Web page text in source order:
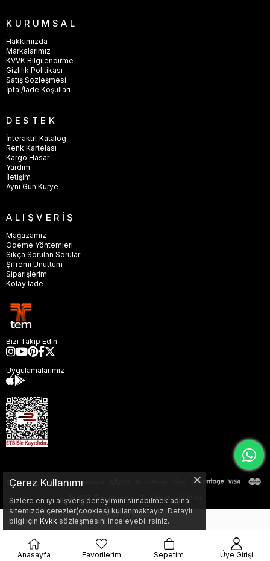
KURUMSAL
Hakkımızda
Markalarımız
KVVK Bilgilendirme
Gizlilik Politikası
Satış Sözleşmesi
İptal/İade Koşulları
DESTEK
İnteraktif Katalog
Renk Kartelası
Kargo Hasar
Yardım
İletişim
Aynı Gün Kurye
ALIŞVERİŞ
Mağazamız
Ödeme Yöntemleri
Sıkça Sorulan Sorular
Şifremi Unuttum
Siparişlerim
Kolay İade
Bizi Takip Edin
Uygulamalarımız
© 2026 Tem Aksesuar, Tüm Hakları Saklıdır
Çerez Kullanımı
Sizlere en iyi alışveriş deneyimini sunabilmek adına
sitemizde çerezler(cookies) kullanmaktayız. Detaylı
bilgi için Kvkk sözleşmesini inceleyebilirsiniz.
Anasayfa Favorilerim Sepetim Üye Girişi